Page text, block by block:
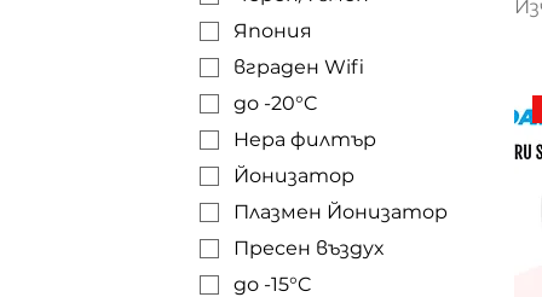
Япония
вграден Wifi
до -20°C
Hepa филтър
Йонизатор
Плазмен Йонизатор
Пресен въздух
до -15°C